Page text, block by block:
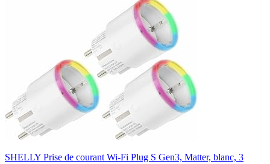
SHELLY Prise de courant Wi-Fi Plug S Gen3, Matter, blanc, 3